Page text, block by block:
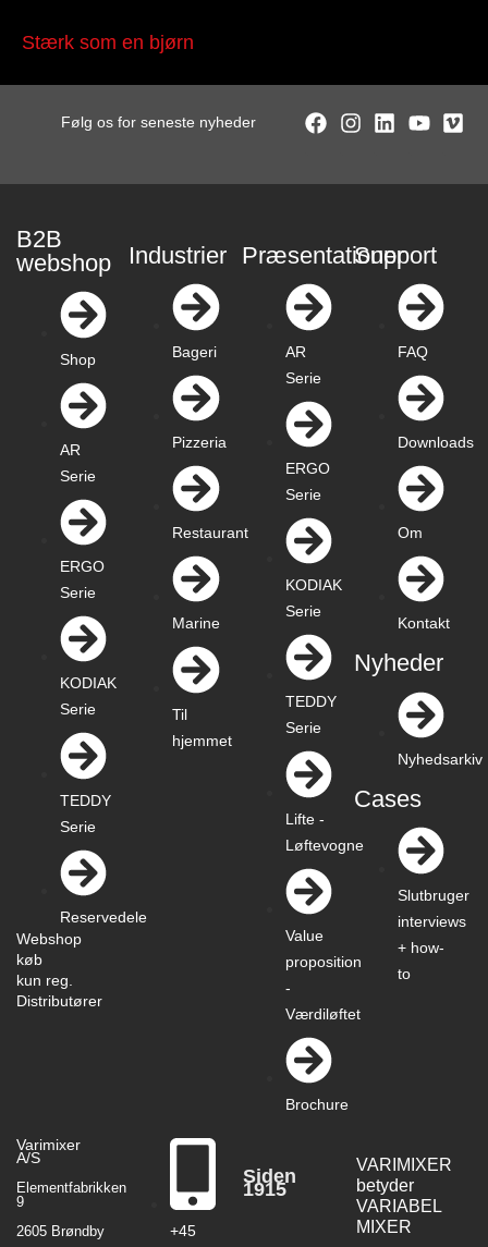
Stærk som en bjørn
Følg os for seneste nyheder
B2B
webshop
Shop
AR
Serie
ERGO
Serie
KODIAK
Serie
TEDDY
Serie
Reservedele
Webshop
køb
kun reg.
Distributører
Industrier
Bageri
Pizzeria
Restaurant
Marine
Til
hjemmet
Præsentationer
AR
Serie
ERGO
Serie
KODIAK
Serie
TEDDY
Serie
Lifte -
Løftevogne
Value
proposition
-
Værdiløftet
Brochure
Support
FAQ
Downloads
Om
Kontakt
Nyheder
Nyhedsarkiv
Cases
Slutbruger
interviews
+ how-
to
Varimixer
A/S
Elementfabrikken
9
2605 Brøndby
+45
Siden
1915
VARIMIXER
betyder
VARIABEL
MIXER